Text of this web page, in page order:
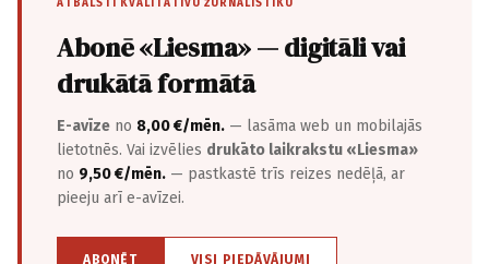
ATBALSTI KVALITATĪVU ŽURNĀLISTIKU
Abonē «Liesma» — digitāli vai
drukātā formātā
E-avīze no 8,00 €/mēn. — lasāma web un mobilajās
lietotnēs. Vai izvēlies drukāto laikrakstu «Liesma»
no 9,50 €/mēn. — pastkastē trīs reizes nedēļā, ar
pieeju arī e-avīzei.
ABONĒT VISI PIEDĀVĀJUMI